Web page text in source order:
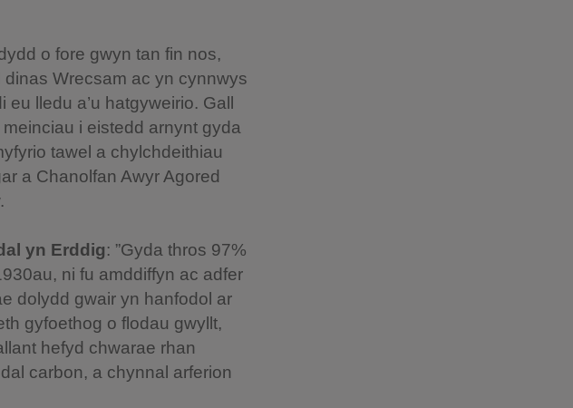
o fore gwyn tan fin nos,
dinas Wrecsam ac yn cynnwys
lledu a’u hatgyweirio. Gall
i eistedd arnynt gyda
tawel a chylchdeithiau
a Chanolfan Awyr Agored
yn Erddig: ”Gyda thros 97%
ni fu amddiffyn ac adfer
dolydd gwair yn hanfodol ar
gyfoethog o flodau gwyllt,
hefyd chwarae rhan
carbon, a chynnal arferion